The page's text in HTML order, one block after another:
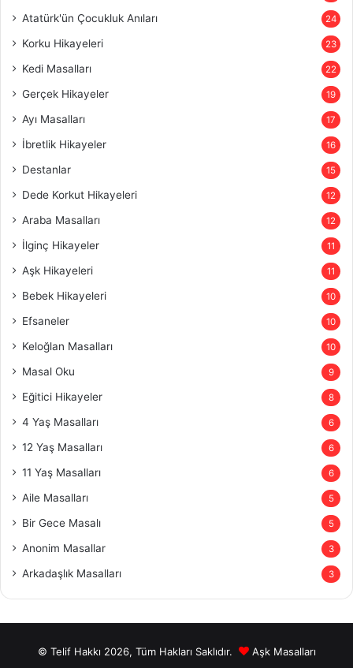
Atatürk'ün Çocukluk Anıları 24
Korku Hikayeleri 23
Kedi Masalları 22
Gerçek Hikayeler 19
Ayı Masalları 17
İbretlik Hikayeler 16
Destanlar 15
Dede Korkut Hikayeleri 12
Araba Masalları 12
İlginç Hikayeler 11
Aşk Hikayeleri 11
Bebek Hikayeleri 10
Efsaneler 10
Keloğlan Masalları 10
Masal Oku 9
Eğitici Hikayeler 8
4 Yaş Masalları 6
12 Yaş Masalları 6
11 Yaş Masalları 6
Aile Masalları 5
Bir Gece Masalı 5
Anonim Masallar 3
Arkadaşlık Masalları 3
© Telif Hakkı 2026, Tüm Hakları Saklıdır. Aşk Masalları